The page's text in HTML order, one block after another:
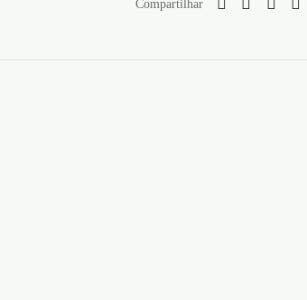
Compartilhar